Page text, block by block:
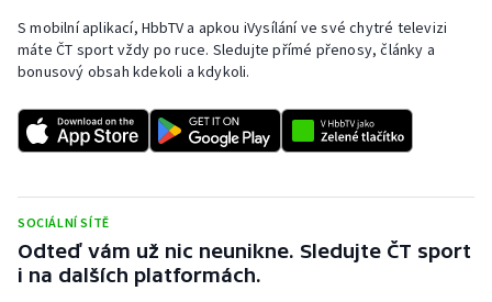
Rychlobruslení
Rychlostní kanoistika
Short track
Stolní tenis
S mobilní aplikací, HbbTV a apkou iVysílání ve své chytré televizi
máte ČT sport vždy po ruce. Sledujte přímé přenosy, články a
bonusový obsah kdekoli a kdykoli.
SOCIÁLNÍ SÍTĚ
Odteď vám už nic neunikne. Sledujte ČT sport
i na dalších platformách.